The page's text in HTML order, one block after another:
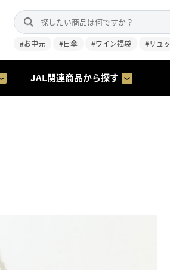
#お中元 #日傘 #ワイン福袋 #リュ
JAL関連商品から探す